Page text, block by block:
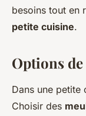
besoins tout en
petite cuisine.
Options
Dans une petite
Choisir des